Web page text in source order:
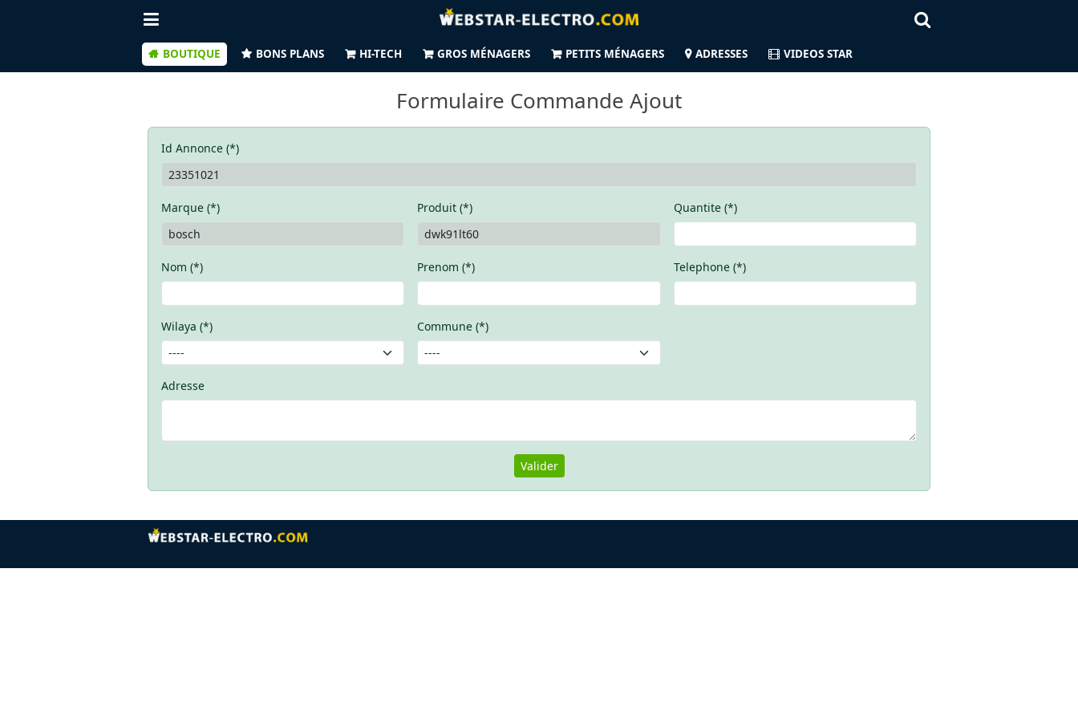
BOUTIQUE BONS PLANS HI-TECH GROS MÉNAGERS PETITS MÉNAGERS ADRESSES VIDEOS STAR
Formulaire Commande Ajout
Id Annonce (*)
Marque (*) Produit (*) Quantite (*)
Nom (*) Prenom (*) Telephone (*)
Wilaya (*) Commune (*)
Adresse